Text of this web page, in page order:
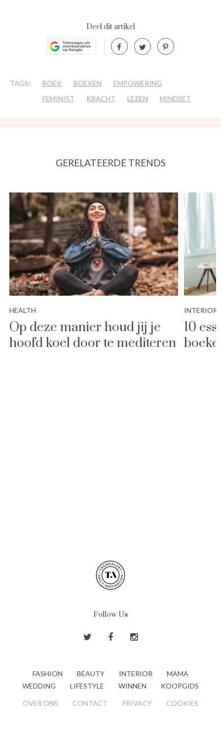
Deel dit artikel
TAGS: BOEK BOEKEN
EMPOWERING
FEMINIST
KRACHT LEZEN MINDSET
GERELATEERDE TRENDS
HEALTH
Op deze manier houd jij je
hoofd koel door te mediteren
INTERIOR
10
Follow Us
FASHION BEAUTY INTERIOR
MAMA
WEDDING
LIFESTYLE WINNEN KOOPGIDS
OVER ONS CONTACT PRIVACY COOKIES